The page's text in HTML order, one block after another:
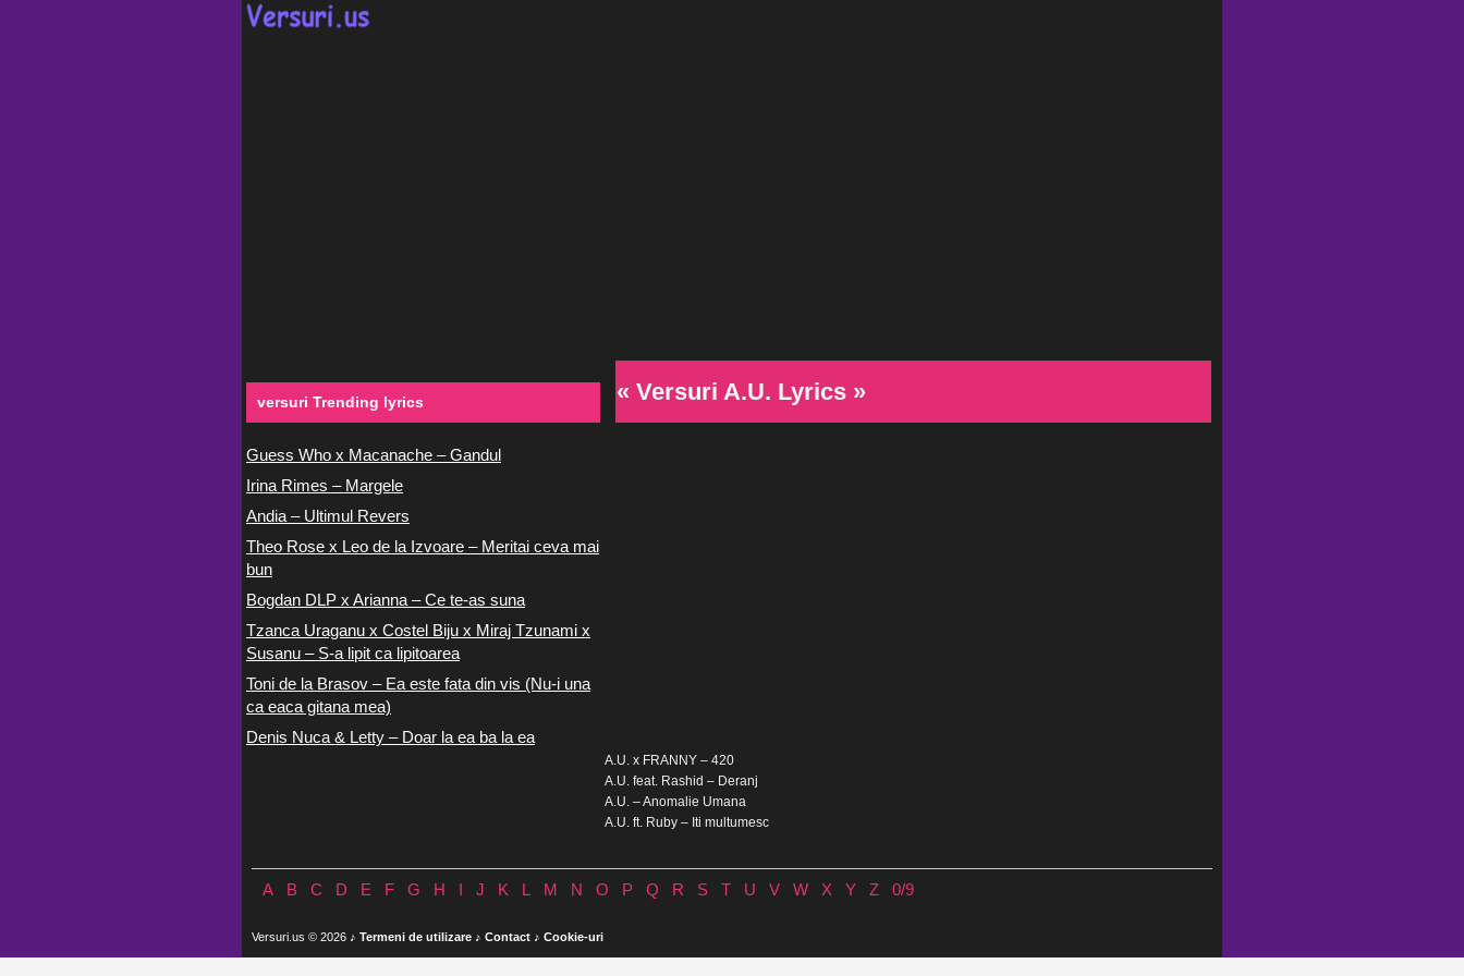
« Versuri A.U. Lyrics »
A.U. x FRANNY – 420
A.U. feat. Rashid – Deranj
A.U. – Anomalie Umana
A.U. ft. Ruby – Iti multumesc
versuri Trending lyrics
Guess Who x Macanache – Gandul
Irina Rimes – Margele
Andia – Ultimul Revers
Theo Rose x Leo de la Izvoare – Meritai ceva mai
bun
Bogdan DLP x Arianna – Ce te-as suna
Tzanca Uraganu x Costel Biju x Miraj Tzunami x
Susanu – S-a lipit ca lipitoarea
Toni de la Brasov – Ea este fata din vis (Nu-i una
ca eaca gitana mea)
Denis Nuca & Letty – Doar la ea ba la ea
A B C D E F G H J K L M N O P Q R S T U V W X Y Z 0/9
Versuri.us © 2026 ♪ Termeni de utilizare ♪ Contact ♪ Cookie-uri